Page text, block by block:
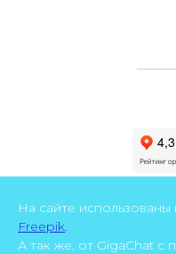
На сайте
Freepik.
А так же, от GigaChat с